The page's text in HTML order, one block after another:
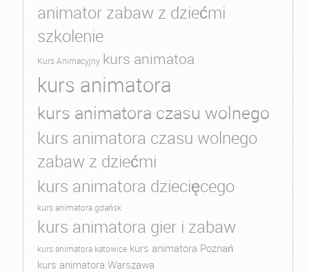
animator zabaw z dziećmi
szkolenie
Kurs Animacyjny kurs animatoa
kurs animatora
kurs animatora czasu wolnego
kurs animatora czasu wolnego
zabaw z dziećmi
kurs animatora dziecięcego
kurs animatora gdańsk
kurs animatora gier i zabaw
kurs animatora katowice kurs animatora Poznań
kurs animatora Warszawa